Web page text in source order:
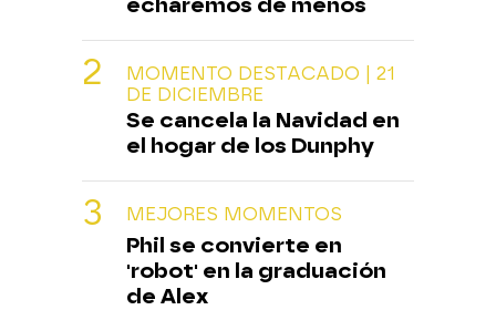
MOMENTO DESTACADO | 21
DE DICIEMBRE
Se cancela la Navidad en
el hogar de los Dunphy
MEJORES MOMENTOS
Phil se convierte en
'robot' en la graduación
de Alex